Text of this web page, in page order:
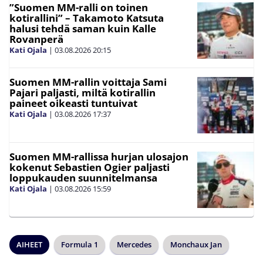
”Suomen MM-ralli on toinen
kotirallini” – Takamoto Katsuta
halusi tehdä saman kuin Kalle
Rovanperä
Kati Ojala | 03.08.202620:15
Suomen MM-rallin voittaja Sami
Pajari paljasti, miltä kotirallin
paineet oikeasti tuntuivat
Kati Ojala | 03.08.2026 17:37
Suomen MM-rallissa hurjan ulosajon
kokenut Sebastien Ogier paljasti
loppukauden suunnitelmansa
Kati Ojala | 03.08.2026 15:59
AIHEET Formula 1 Mercedes Monchaux Jan